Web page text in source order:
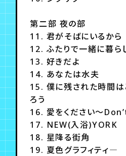
第二部 夜の部
11. 君がそばにいるから
12. ふたりで一緒に暮ら
13. 好きだよ
14. あなたは水夫
15. 僕に残された時間は
ろう
16. 愛をください～
17. NEW(入浴)YORK
18. 星降る街角
19. 夏色グラフィティ―